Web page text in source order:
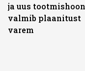
ja uus
valmib plaanitust
varem